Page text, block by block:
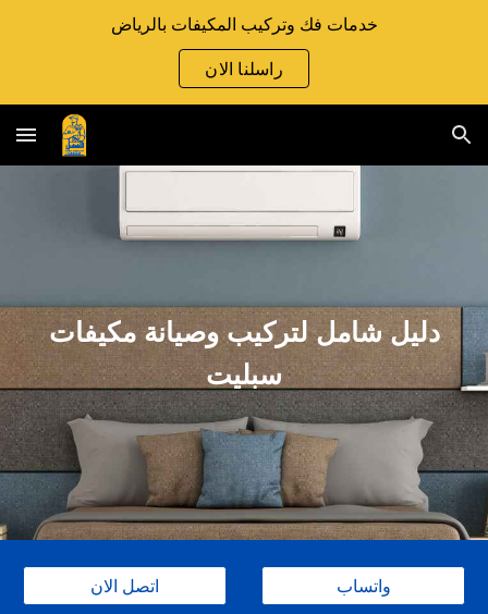
Skip to main content
خدمات فك وتركيب المكيفات بالرياض
راسلنا الان
دليل شامل لتركيب وصيانة مكيفات
سبليت
اتصل الان واتساب